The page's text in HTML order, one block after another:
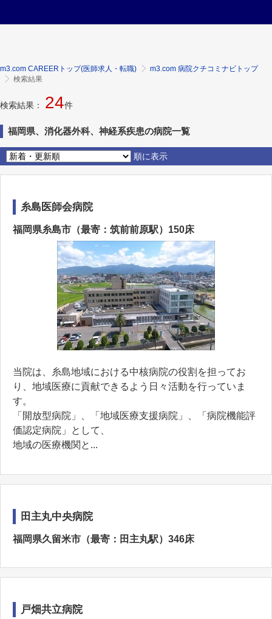
m3.com CAREERトップ(医師求人・転職)
m3.com 病院クチコミナビトップ
検索結果
検索結果： 24件
福岡県、消化器外科、神経系疾患の病院一覧
順に表示
糸島医師会病院
福岡県糸島市（最寄：筑前前原駅）150床
当院は、糸島地域における中核病院の役割を担ってお
り、地域医療に貢献できるよう日々活動を行っていま
す。
「開放型病院」、「地域医療支援病院」、「病院機能評
価認定病院」として、
地域の医療機関と...
田主丸中央病院
福岡県久留米市（最寄：田主丸駅）346床
戸畑共立病院